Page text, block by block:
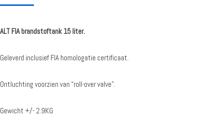
ALT FIA brandstoftank 15 liter.
Geleverd inclusief FIA homologatie certificaat.
Ontluchting voorzien van “roll-over valve”.
Gewicht +/- 2.9KG